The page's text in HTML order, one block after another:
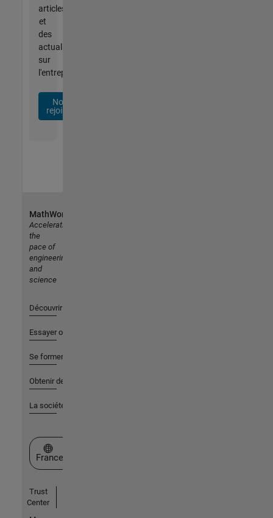
articles
et
des
actualités
sur
l'entreprise.
Nous
rejoindre
MathWorks
Accelerating
the
pace of
engineering
and
science
Découvrir les produits
Essayer ou acheter
Se former
Obtenir de l'aide
La société
Sélectionner un site web
France
Trust
Center